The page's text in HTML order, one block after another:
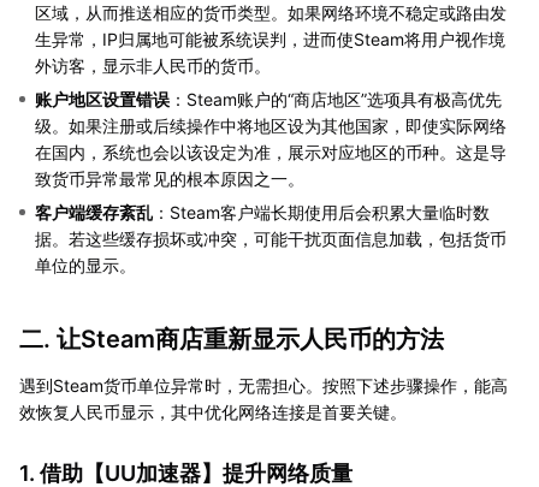
区域，从而推送相应的货币类型。如果网络环境不稳定或路由发
生异常，IP归属地可能被系统误判，进而使Steam将用户视作境
外访客，显示非人民币的货币。
账户地区设置错误 ：Steam账户的“商店地区”选项具有极高优先
级。如果注册或后续操作中将地区设为其他国家，即使实际网络
在国内，系统也会以该设定为准，展示对应地区的币种。这是导
致货币异常最常见的根本原因之一。
客户端缓存紊乱 ：Steam客户端长期使用后会积累大量临时数
据。若这些缓存损坏或冲突，可能干扰页面信息加载，包括货币
单位的显示。
二. 让Steam商店重新显示人民币的方法
遇到Steam货币单位异常时，无需担心。按照下述步骤操作，能高
效恢复人民币显示，其中优化网络连接是首要关键。
1. 借助【UU加速器】提升网络质量